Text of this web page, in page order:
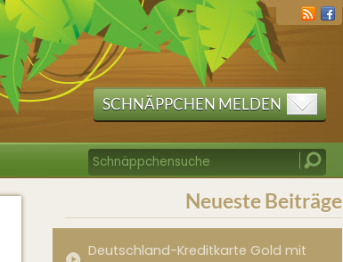
SCHNÄPPCHEN MELDEN
Neueste Beiträge
Deutschland-Kreditkarte Gold mit